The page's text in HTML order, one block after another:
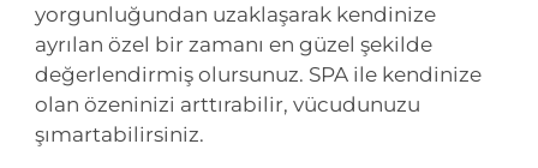
yorgunluğundan uzaklaşarak kendinize
ayrılan özel bir zamanı en güzel şekilde
değerlendirmiş olursunuz. SPA ile kendinize
olan özeninizi arttırabilir, vücudunuzu
şımartabilirsiniz.